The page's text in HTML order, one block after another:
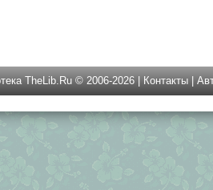
TheLib.Ru © 2006-2026 | Контакты |